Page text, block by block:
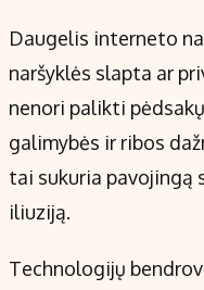
Turinio žymėjimo taisyklės
Kontaktai
Regionų naujienos
Indėlių palūkanos
Daugelis interneto
naršyklės slapta ar
nenori palikti
galimybės ir ribos
tai sukuria pavojingą
iliuziją.
Technologijų